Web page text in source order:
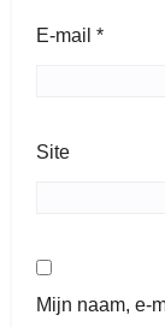
E-mail *
Site
Mijn naam, e-